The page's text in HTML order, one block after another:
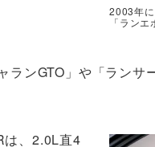
2003年
「ランエ
ンGTO」や「ランサ
は、2.0L直4